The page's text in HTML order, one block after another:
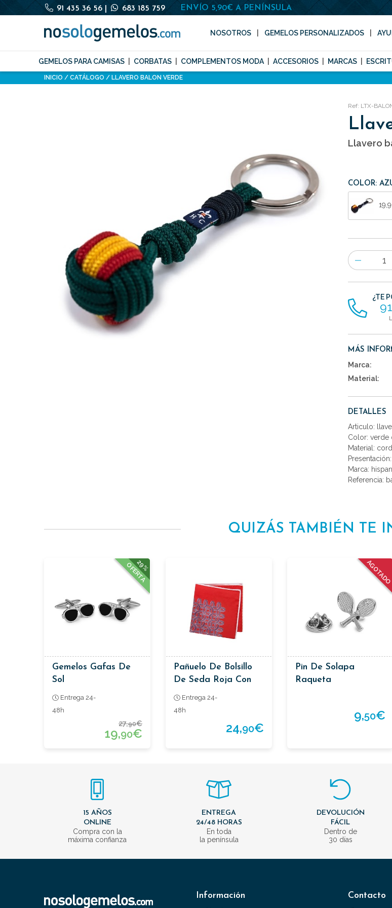
91 435 36 56 683 185 759 ENVÍO 5,90€ A PENÍNSULA
NOSOTROS GEMELOS PERSONALIZADOS
GEMELOS PARA CAMISAS CORBATAS COMPLEMENTOS MODA ACCESORIOS MARCAS
INICIO CATÁLOGO LLAVERO BALON VERDE
Ref: LTX-
Llavero
COLOR:
Número
de
artículos
¿TE
MÁS
Marca:
Material:
DETALLES
Articulo:
Color: verde
Material:
Marca:
Referencia:
QUIZÁS TAMBIÉN TE
29%
OFERTA
Gemelos Gafas De
Sol
Entrega 24-
48h
27,90€
19,90€
Pañuelo De Bolsillo
De Seda Roja Con
Cenefa
Entrega 24-
48h
24,90€
AGOTADO
Pin De Solapa
Raqueta
9,50€
15 AÑOS
ONLINE
Compra con la
máxima confianza
ENTREGA
24/48 HORAS
En toda
la península
DEVOLUCIÓN
FÁCIL
Dentro de
30 días
Información Contacto